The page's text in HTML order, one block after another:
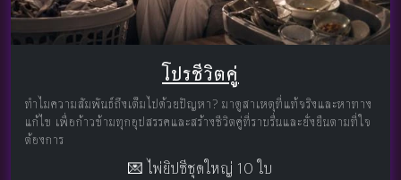
โปรชีวิตคู่
ทำไมความสัมพันธ์ถึงเต็มไปด้วยปัญหา? มาดูสาเหตุที่แท้จริงและหาทาง
แก้ไข เพื่อก้าวข้ามทุกอุปสรรคและสร้างชีวิตคู่ที่ราบรื่นและยั่งยืนตามที่ใจ
ต้องการ
💌 ไพ่ยิปซีชุดใหญ่ 10 ใบ